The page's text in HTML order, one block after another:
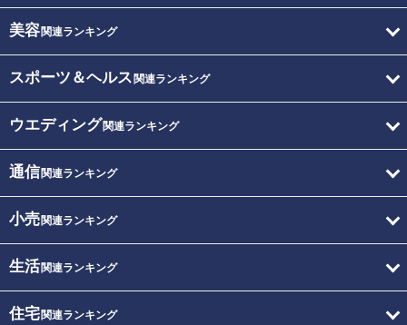
美容関連ランキング
スポーツ＆ヘルス 関連ランキング
ウエディング関連ランキング
通信関連ランキング
小売関連ランキング
生活関連ランキング
住宅関連ランキング